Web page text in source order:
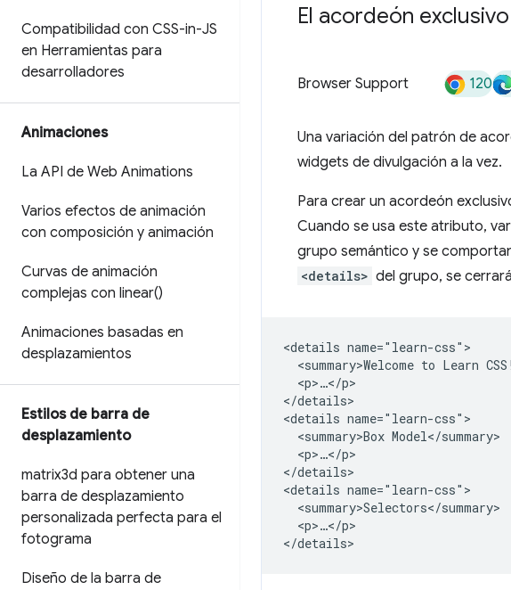
Compatibilidad con CSS-in-JS
en Herramientas para
desarrolladores
Animaciones
La API de Web Animations
Varios efectos de animación
con composición y animación
Curvas de animación
complejas con linear()
Animaciones basadas en
desplazamientos
Estilos de barra de
desplazamiento
matrix3d para obtener una
barra de desplazamiento
personalizada perfecta para el
fotograma
Diseño de la barra de
El acordeón exclusivo
Browser Support 120
Una variación del patrón de
widgets de divulgación a la vez.
Para crear un acordeón
Cuando se usa este atributo,
grupo semántico y se
<details> del grupo, se
<details name="learn-css">
<summary>Welcome to Learn
  <p>…</p>
</details>
<details name="learn-css">
  <summary>Box Model</summary>
  <p>…</p>
</details>
<details name="learn-css">
  <summary>Selectors</summary>
  <p>…</p>